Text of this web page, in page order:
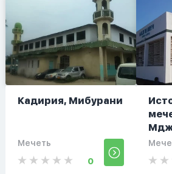
Кадирия, Мибурани
Мечеть
0